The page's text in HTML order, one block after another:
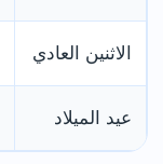
الاثنين العادي
عيد الميلاد